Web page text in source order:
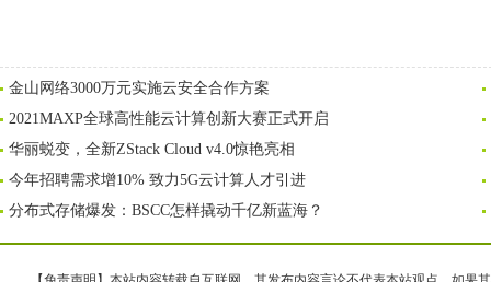
金山网络3000万元实施云安全合作方案
2021MAXP全球高性能云计算创新大赛正式开启
华丽蜕变，全新ZStack Cloud v4.0惊艳亮相
今年招聘需求增10% 致力5G云计算人才引进
分布式存储爆发：BSCC怎样撬动千亿新蓝海？